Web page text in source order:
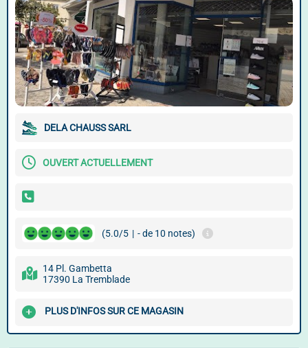
DELA CHAUSS SARL
OUVERT ACTUELLEMENT
(5.0/5 | - de 10 notes)
14 Pl. Gambetta
17390 La Tremblade
PLUS D'INFOS SUR CE MAGASIN